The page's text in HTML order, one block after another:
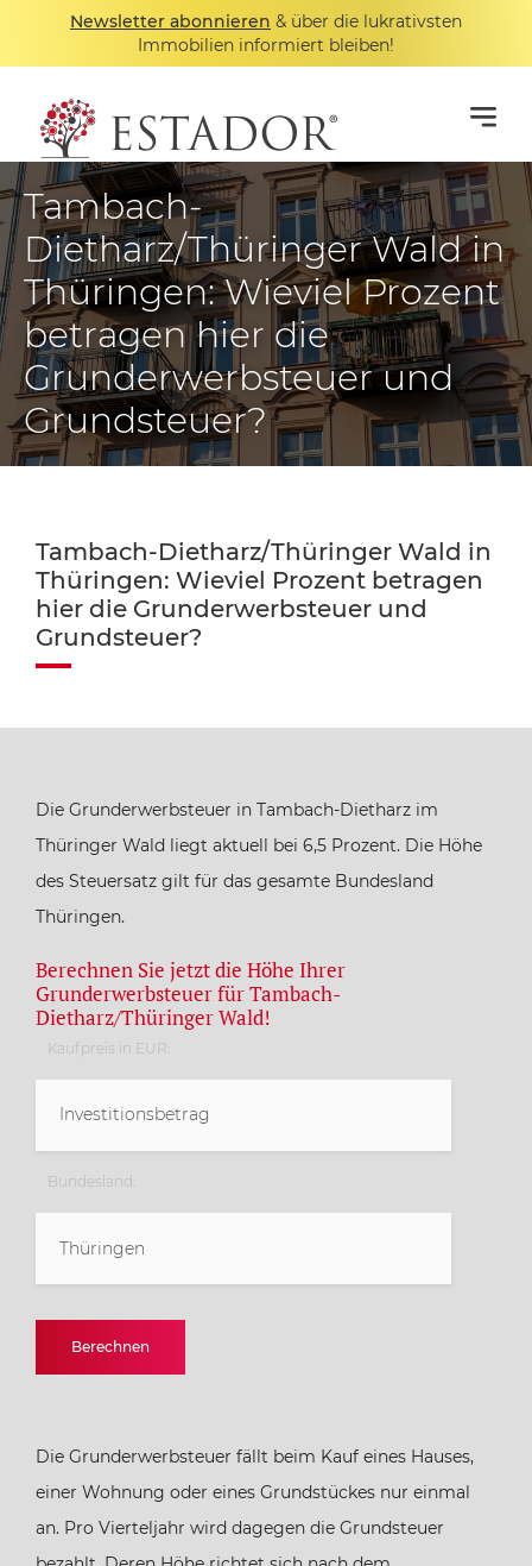
Newsletter abonnieren & über die lukrativsten
Immobilien informiert bleiben!
Tambach-
Dietharz/Thüringer Wald in
Thüringen: Wieviel Prozent
betragen hier die
Grunderwerbsteuer und
Grundsteuer?
Tambach-Dietharz/Thüringer Wald in
Thüringen: Wieviel Prozent betragen
hier die Grunderwerbsteuer und
Grundsteuer?
Die Grunderwerbsteuer in Tambach-Dietharz im
Thüringer Wald liegt aktuell bei 6,5 Prozent. Die Höhe
des Steuersatz gilt für das gesamte Bundesland
Thüringen.
Berechnen Sie jetzt die Höhe Ihrer
Grunderwerbsteuer für Tambach-
Dietharz/Thüringer Wald!
Kaufpreis in EUR:
Bundesland:
Thüringen
Baden-Württemberg
Berlin
Brandenburg
Berechnen
Die Grunderwerbsteuer fällt beim Kauf eines Hauses,
einer Wohnung oder eines Grundstückes nur einmal
an. Pro Vierteljahr wird dagegen die Grundsteuer